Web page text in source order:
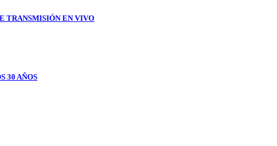
TRANSMISIÓN EN VIVO
30 AÑOS